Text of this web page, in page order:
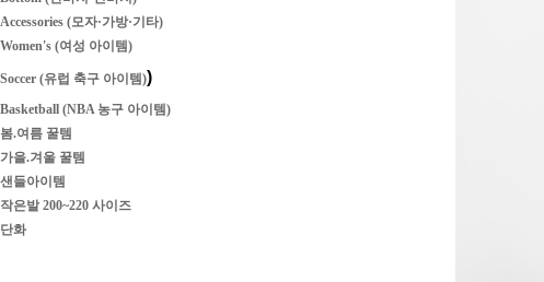
Accessories (모자·가방·기타)
Women's (여성 아이템)
Soccer (유럽 축구 아이템))
Basketball (NBA 농구 아이템)
봄.여름 꿀템
가을.겨울 꿀템
샌들아이템
작은발 200~220 사이즈
단화